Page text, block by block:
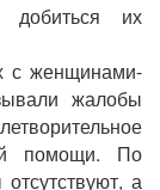
добиться их
с женщинами-
жалобы
помощи. По
а